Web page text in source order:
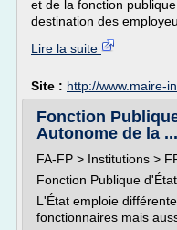
et de la fonction
destination des
Lire la suite
Site : http://www.maire-
Fonction
Autonome de la ...
FA-FP > Institutions >
Fonction Publique d'État
L'État emploie
fonctionnaires mais